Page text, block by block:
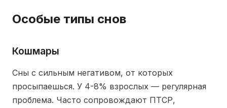
Особые типы снов
Кошмары
Сны с сильным негативом, от которых
просыпаешься. У 4-8% взрослых — регулярная
проблема. Часто сопровождают ПТСР,